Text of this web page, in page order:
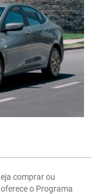
comprar ou
o Programa